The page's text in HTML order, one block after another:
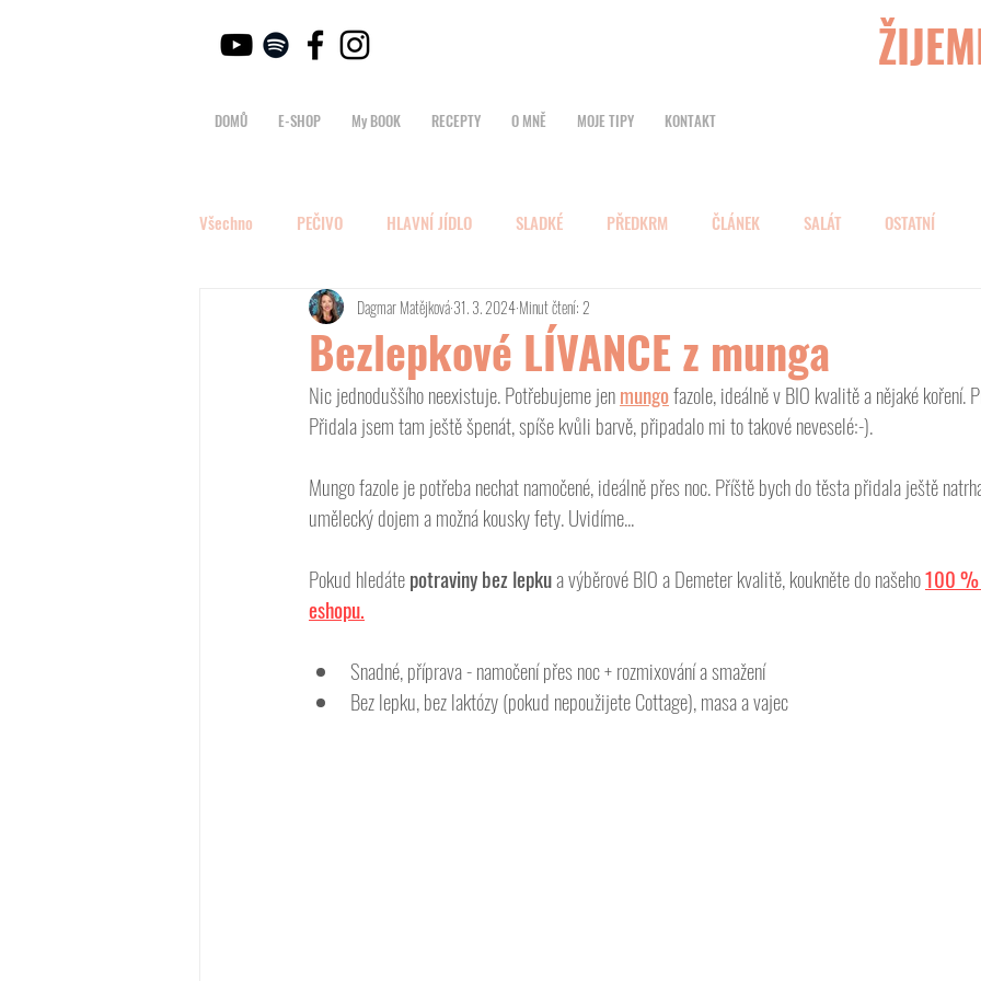
DOMŮ E-SHOP My BOOK RECEPTY O MNĚ MOJE TIPY KONTAKT
Všechno PEČIVO HLAVNÍ JÍDLO SLADKÉ PŘEDKRM ČLÁNEK SALÁT OSTATNÍ
Bezlepkové LÍVANCE z munga
Dagmar Matějková31. 3. 2024Minut čtení: 2
Nic jednoduššího neexistuje. Potřebujeme jen mungo fazole, ideálně v BIO kvalitě a nějaké koření.
Přidala jsem tam ještě špenát, spíše kvůli barvě, připadalo mi to takové neveselé:-).
Mungo fazole je potřeba nechat namočené, ideálně přes noc. Příště bych do těsta přidala ještě
umělecký dojem a možná kousky fety. Uvidíme...
Pokud hledáte potraviny bez lepku a výběrové BIO a Demeter kvalitě, koukněte do našeho 100 %
eshopu.
Snadné, příprava - namočení přes noc + rozmixování a smažení
Bez lepku, bez laktózy (pokud nepoužijete Cottage), masa a vajec